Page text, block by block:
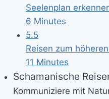
Seelenplan
6 Minutes
5.5
Reisen zum
11 Minutes
Schamanische
Kommuniziere mit